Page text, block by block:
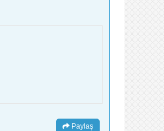
Paylaş